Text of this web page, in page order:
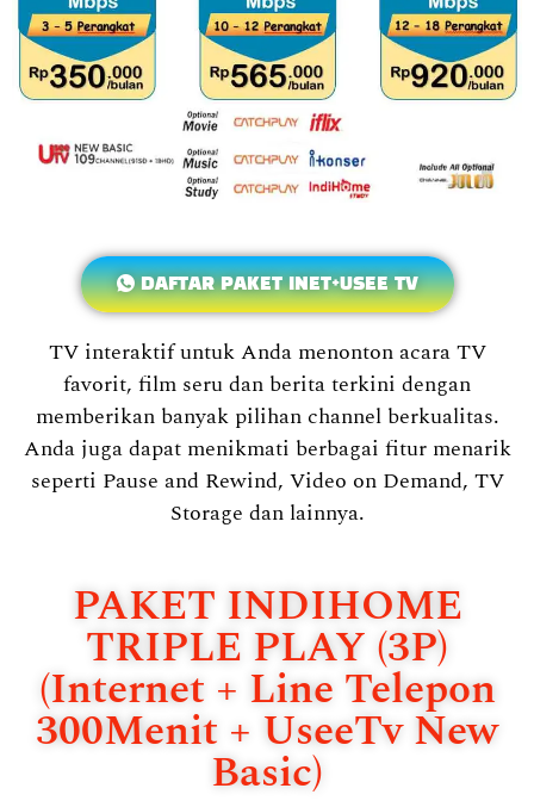
DAFTAR PAKET INET+USEE TV
TV interaktif untuk Anda menonton acara TV
favorit, film seru dan berita terkini dengan
memberikan banyak pilihan channel berkualitas.
Anda juga dapat menikmati berbagai fitur menarik
seperti Pause and Rewind, Video on Demand, TV
Storage dan lainnya.
PAKET INDIHOME
TRIPLE PLAY (3P)
(Internet + Line Telepon
300Menit + UseeTv New
Basic)